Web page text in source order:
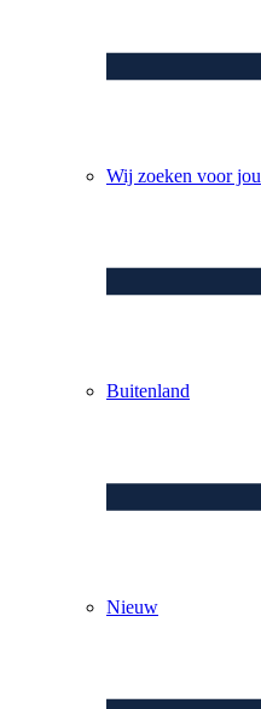
Wij zoeken voor jou
Buitenland
Nieuw